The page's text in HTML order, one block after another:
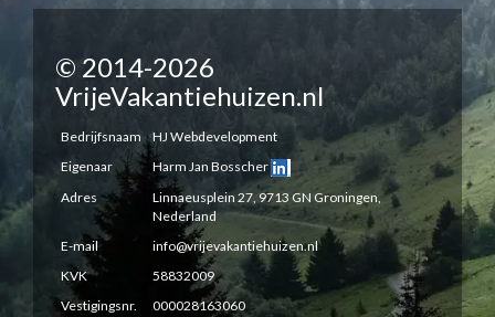
© 2014-2026
VrijeVakantiehuizen.nl
Bedrijfsnaam
HJ Webdevelopment
Eigenaar
Harm Jan Bosscher
Adres
Linnaeusplein 27, 9713 GN Groningen,
Nederland
E-mail
info@vrijevakantiehuizen.nl
KVK
58832009
Vestigingsnr.
000028163060